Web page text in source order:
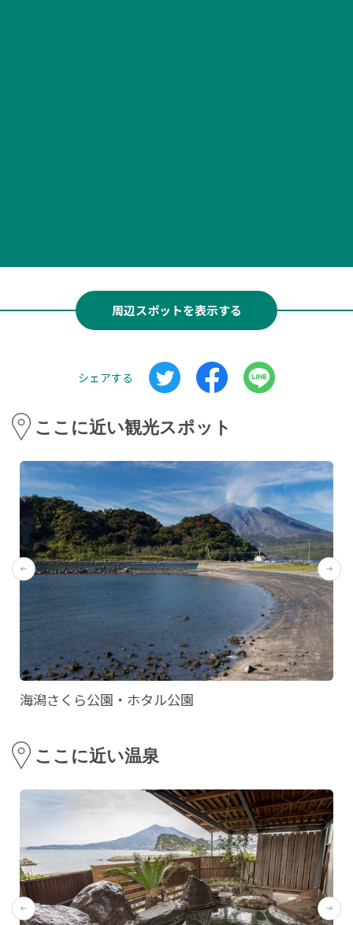
周辺スポットを表示する
シェアする
ここに近い観光スポット
海潟さくら公園・ホタル公園
ここに近い温泉